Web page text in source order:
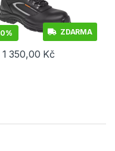
0% ZDARMA
1 350,00 Kč